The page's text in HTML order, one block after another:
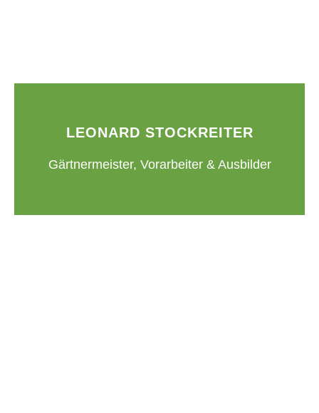
LEONARD STOCKREITER
Gärtnermeister, Vorarbeiter & Ausbilder